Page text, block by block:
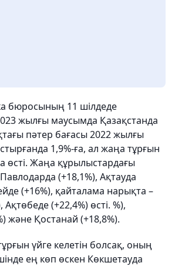
бюросының 11 шілдеде
жылғы маусымда Қазақстанда
пәтер бағасы 2022 жылғы
1,9%-ға, ал жаңа тұрғын
өсті. Жаңа құрылыстардағы
(+18,1%), Ақтауда
(+16%), қайталама нарықта –
(+22,4%) өсті. %),
және Қостанай (+18,8%).
үйге келетін болсақ, оның
ең көп өскен Көкшетауда